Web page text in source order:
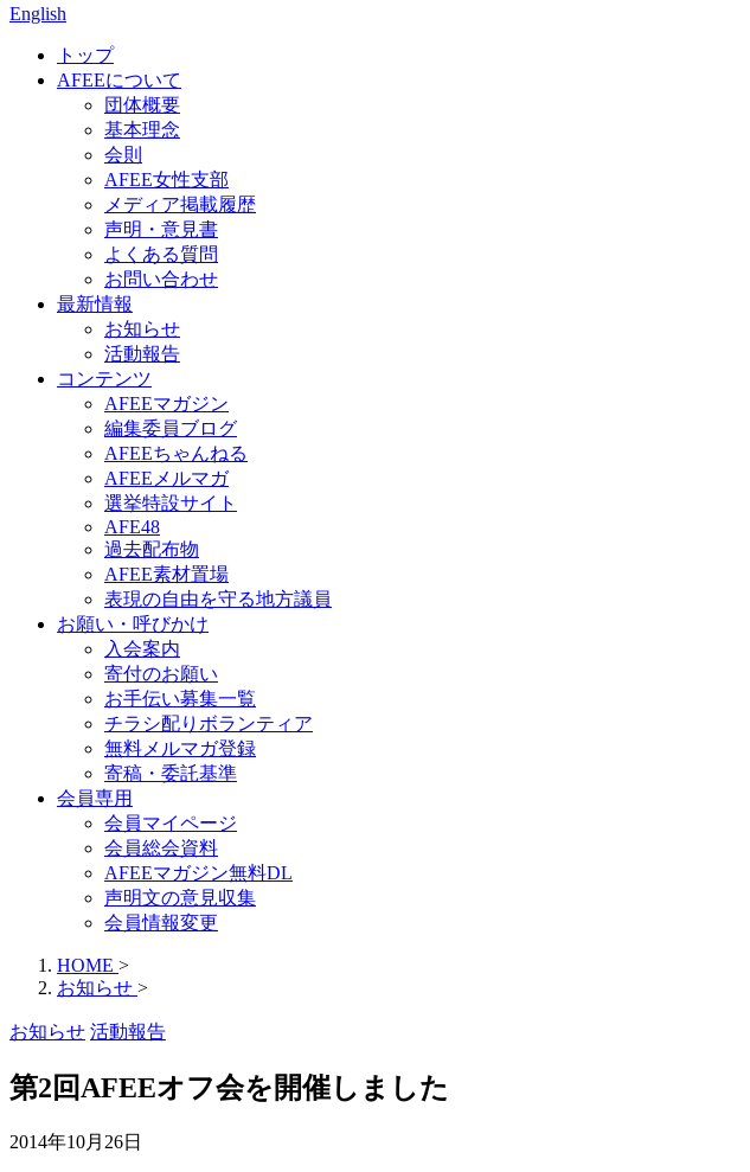
English
トップ
AFEEについて
団体概要
基本理念
会則
AFEE女性支部
メディア掲載履歴
声明・意見書
よくある質問
お問い合わせ
最新情報
お知らせ
活動報告
コンテンツ
AFEEマガジン
編集委員ブログ
AFEEちゃんねる
AFEEメルマガ
選挙特設サイト
AFE48
過去配布物
AFEE素材置場
表現の自由を守る地方議員
お願い・呼びかけ
入会案内
寄付のお願い
お手伝い募集一覧
チラシ配りボランティア
無料メルマガ登録
寄稿・委託基準
会員専用
会員マイページ
会員総会資料
AFEEマガジン無料DL
声明文の意見収集
会員情報変更
HOME >
お知らせ >
お知らせ 活動報告
第2回AFEEオフ会を開催しました
2014年10月26日